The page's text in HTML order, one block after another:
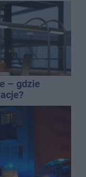
– gdzie